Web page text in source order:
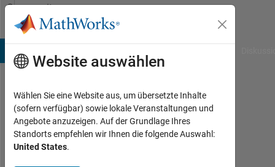
Weiter zum Inhalt
Community
Profile
giancarlo
maldonado
cardenas
Website auswählen
Wählen Sie eine Website aus, um übersetzte Inhalte
(sofern verfügbar) sowie lokale Veranstaltungen und
Angebote anzuzeigen. Auf der Grundlage Ihres
Standorts empfehlen wir Ihnen die folgende Auswahl:
United States.